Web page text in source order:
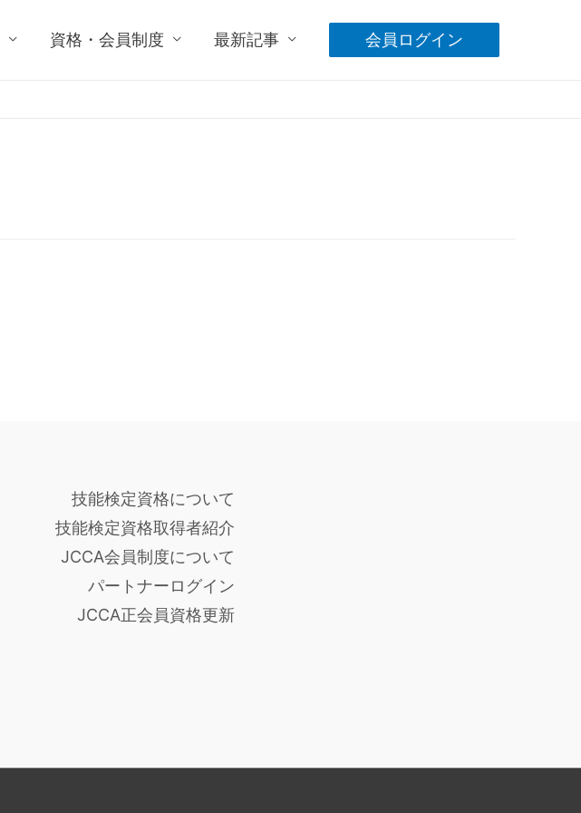
資格・会員制度 最新記事 会員ログイン
技能検定資格について
技能検定資格取得者紹介
JCCA会員制度について
パートナーログイン
JCCA正会員資格更新